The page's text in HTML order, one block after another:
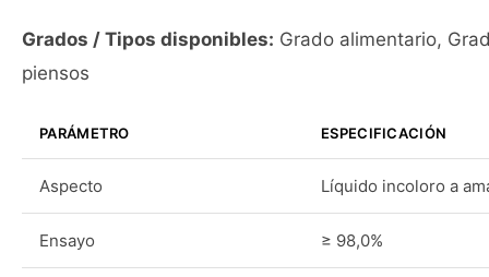
Grados / Tipos disponibles: Grado alimentario,
piensos
PARÁMETRO ESPECIFICACIÓN
Aspecto Líquido incoloro a
Ensayo ≥ 98,0%